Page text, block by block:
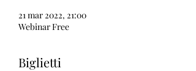
21 mar 2022, 21:00
Webinar Free
Biglietti